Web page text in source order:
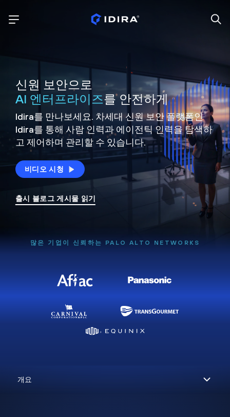
신원 보안으로
AI 엔터프라이즈를 안전하게
Idira를 만나보세요. 차세대 신원보안 플랫폼인
Idira를 통해 사람 인력과 에이전틱 인력을탐색하
고 제어하며 관리할 수 있습니다.
비디오 시청
출시 블로그 게시물 읽기
많은 기업이 신뢰하는 PALO ALTO NETWORKS